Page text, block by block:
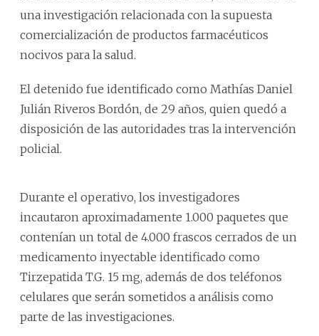
una investigación relacionada con la supuesta
comercialización de productos farmacéuticos
nocivos para la salud.
El detenido fue identificado como Mathías Daniel
Julián Riveros Bordón, de 29 años, quien quedó a
disposición de las autoridades tras la intervención
policial.
Durante el operativo, los investigadores
incautaron aproximadamente 1.000 paquetes que
contenían un total de 4.000 frascos cerrados de un
medicamento inyectable identificado como
Tirzepatida T.G. 15 mg, además de dos teléfonos
celulares que serán sometidos a análisis como
parte de las investigaciones.